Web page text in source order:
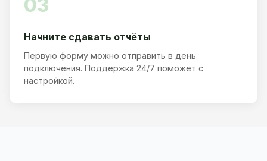
03
Начните сдавать отчёты
Первую форму можно отправить в день
подключения. Поддержка 24/7 поможет с
настройкой.